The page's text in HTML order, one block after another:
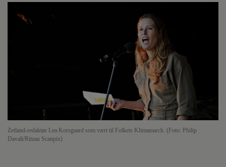
Zetland-redaktør Lea Korsgaard som vært til Folkets Klimamarch. (Foto: Philip
Davali/Ritzau Scanpix)